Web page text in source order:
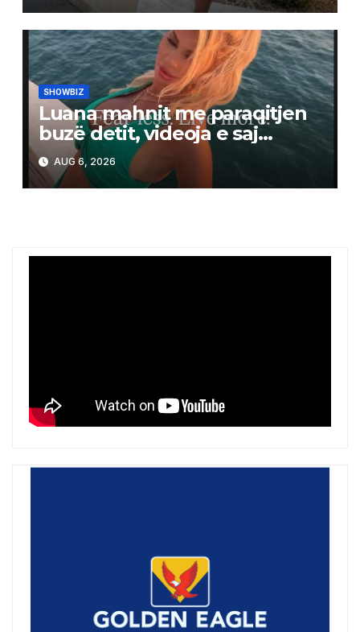
SHOWBIZ
Luana mahnit me paraqitjen
buzë detit, videoja e saj
tërheq vëmendjen në rrjet
AUG 6, 2026